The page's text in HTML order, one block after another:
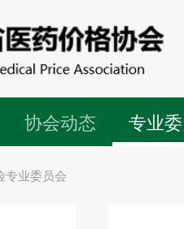
协会动态 专业
专业委员会